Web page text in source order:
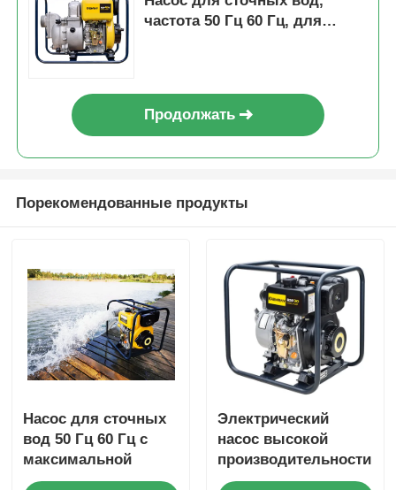
частота 50 Гц 60 Гц, для
промышленных систем
сточных вод
Продолжать
Порекомендованные продукты
Насос для сточных
вод 50 Гц 60 Гц с
максимальной
всасывающей
Электрический
насос высокой
производительности
с общим напором 16